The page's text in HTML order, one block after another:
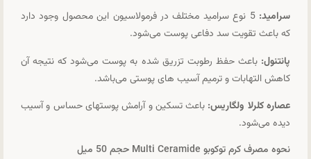
سرامید:
5 نوع سرامید مختلف در فرمولاسیون این محصول وجود دارد
که باعث تقویت سد دفاعی پوست می‌شود.
پانتنول: باعث حفظ رطوبت تزریق شده به پوست می‌شود که نتیجه آن
کاهش التهابات و ترمیم آسیب های پوستی می‌باشد.
عصاره کلرلا ولگاریس: باعث تسکین و آرامش پوستهای حساس و آسیب
دیده می‌شود.
نحوه مصرف کرم توکوبو Multi Ceramide حجم 50 میل